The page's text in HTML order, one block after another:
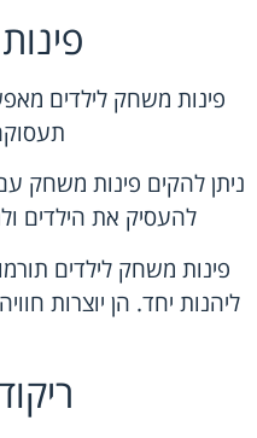
פינות משחק לילדים
ניתן להקים פינות משחק
להעסיק את הילדים
פינות משחק לילדים
ליהנות יחד. הן יוצרות